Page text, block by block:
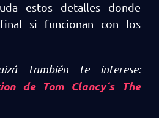
estos detalles donde
si funcionan con los
también te interese:
de Tom Clancy´s The